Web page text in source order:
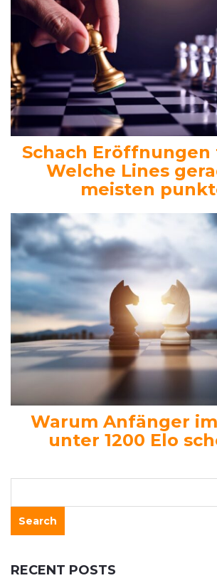
Schach Eröffnungen
Welche Lines
meisten
Warum Anfänger
unter 1200 Elo
RECENT POSTS